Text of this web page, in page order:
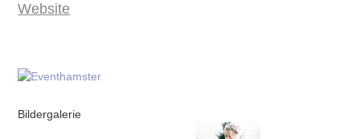
Website
Bildergalerie